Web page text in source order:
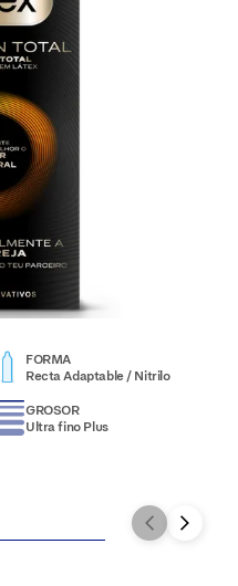
FORMA
Recta Adaptable / Nitrilo
GROSOR
Ultra fino Plus